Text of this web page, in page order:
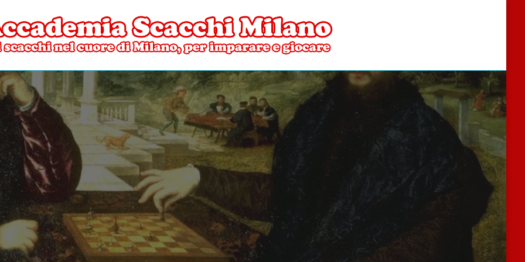
Scacchi Milano
di Milano